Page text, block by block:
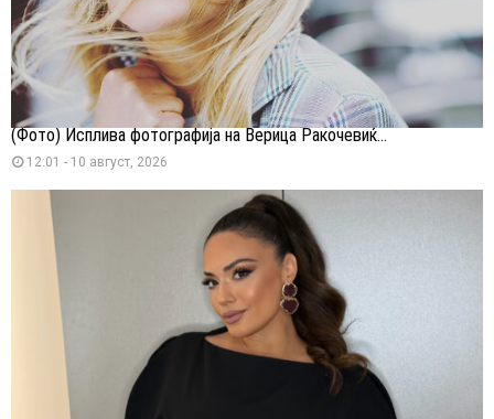
(Фото) Исплива фотографија на Верица Ракочевиќ...
12:01 - 10 август, 2026